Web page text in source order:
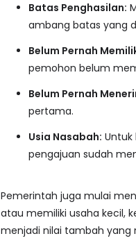
Batas Penghasilan:
ambang batas yang
Belum Pernah
pemohon belum
Belum Pernah
pertama.
Usia Nasabah: Untuk
pengajuan sudah
Pemerintah juga mulai
atau memiliki usaha kecil,
menjadi nilai tambah yang